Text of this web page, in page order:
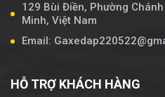
129 Bùi Điền, Phường
Minh, Việt Nam
Email:
HỖ TRỢ KHÁCH HÀNG